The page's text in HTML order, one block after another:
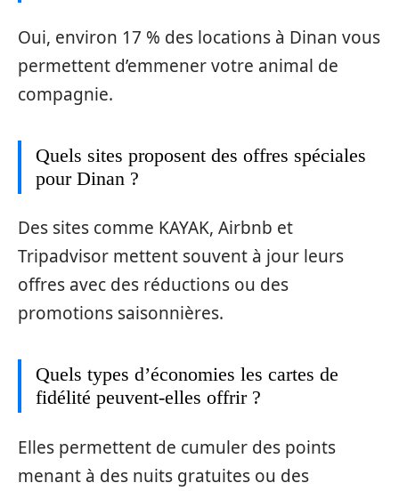
Oui, environ 17 % des locations à Dinan vous
permettent d’emmener votre animal de
compagnie.
Quels sites proposent des offres spéciales
pour Dinan ?
Des sites comme KAYAK, Airbnb et
Tripadvisor mettent souvent à jour leurs
offres avec des réductions ou des
promotions saisonnières.
Quels types d’économies les cartes de
fidélité peuvent-elles offrir ?
Elles permettent de cumuler des points
menant à des nuits gratuites ou des